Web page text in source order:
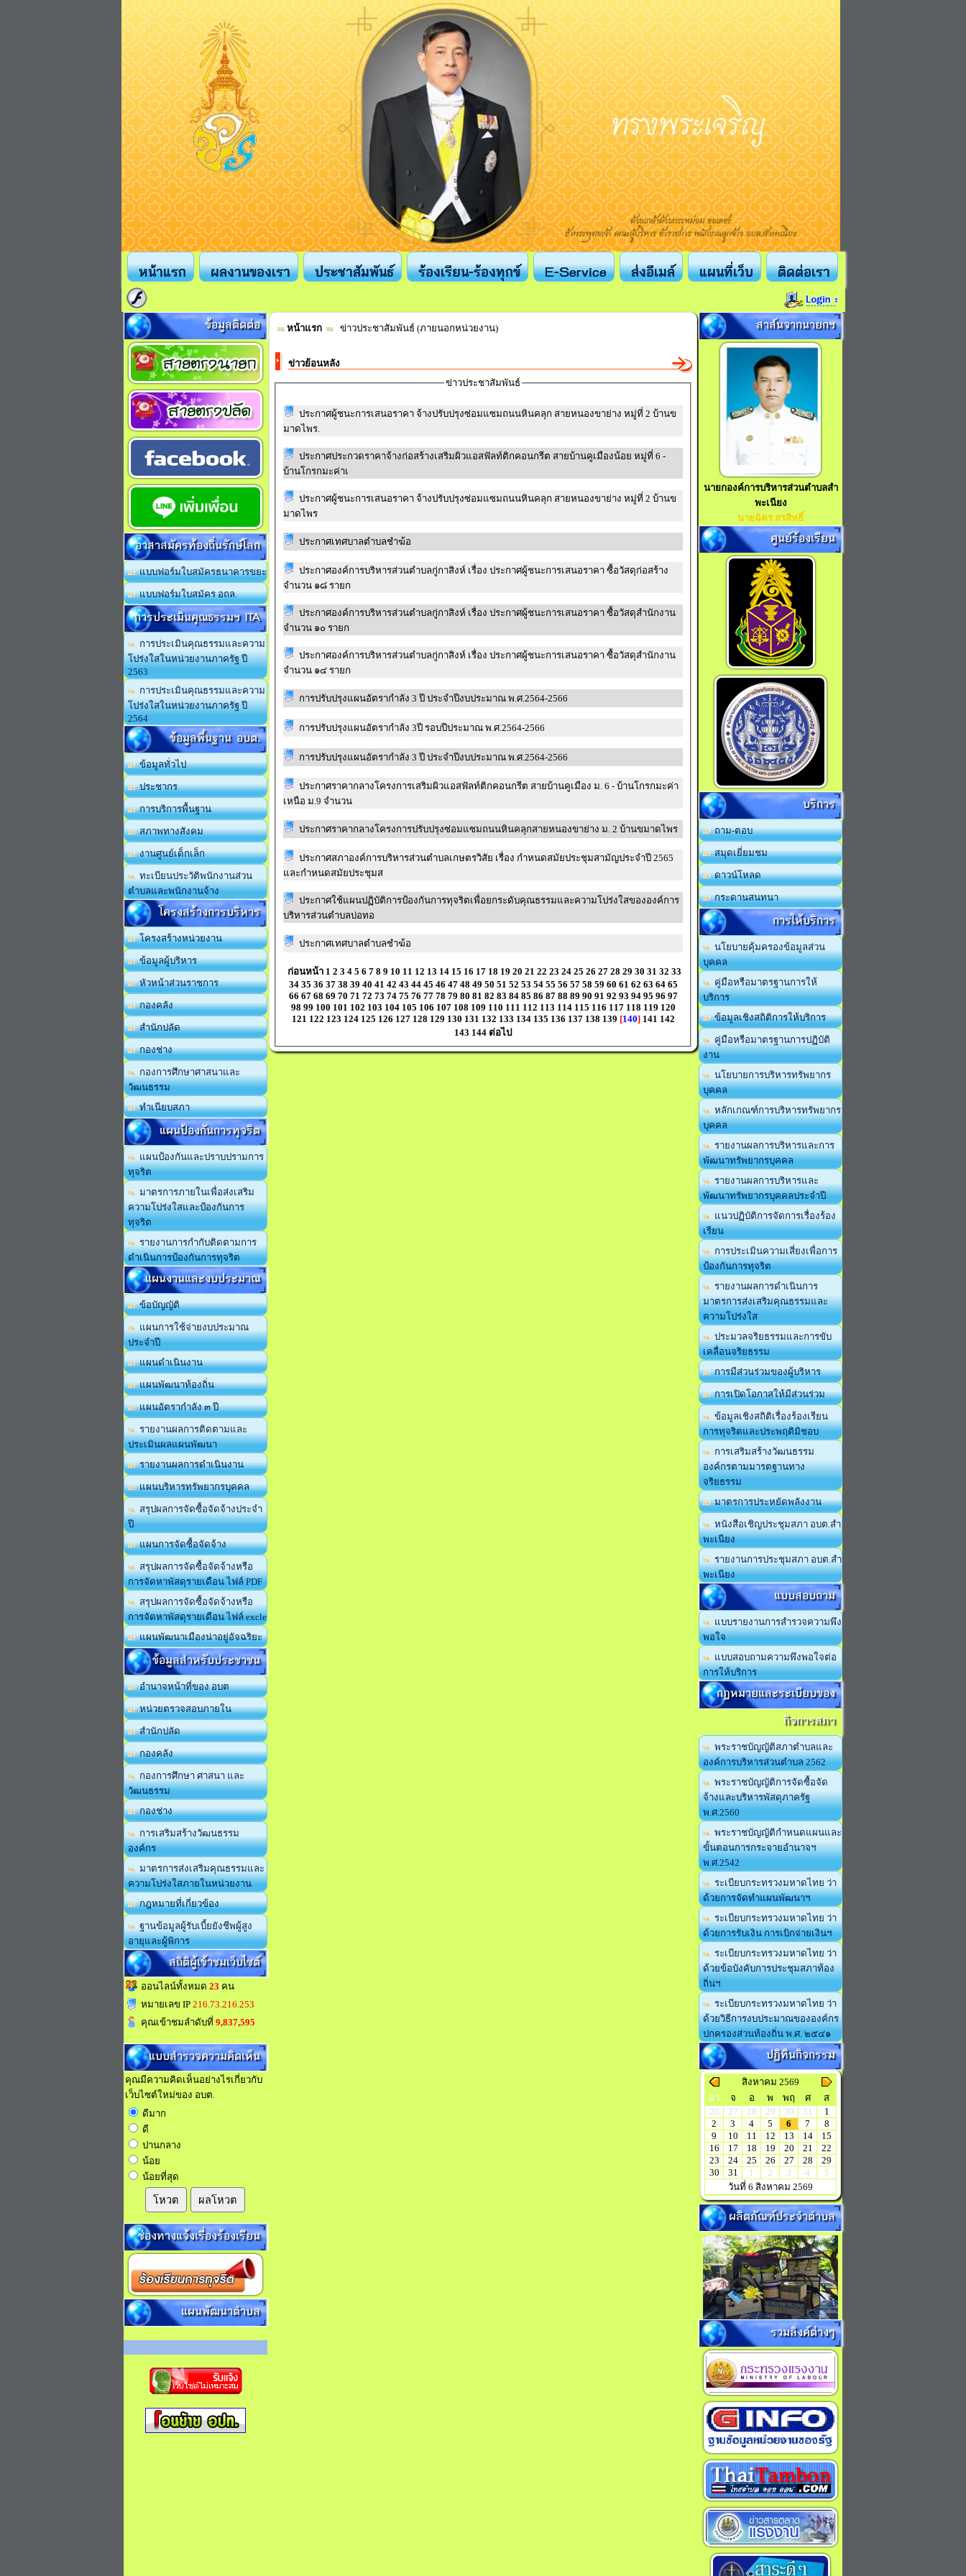
หน้าแรก ผลงานของเรา ประชาสัมพันธ์ ร้องเรียน-ร้องทุกข์ E-Service ส่งอีเมล์ แผนที่เว็บ ติดต่อเรา
ข้อมูลติดต่อ
อาสาสมัครท้องถิ่นรักษ์โลก
แบบฟอร์มใบสมัครธนาคารขยะ
แบบฟอร์มใบสมัคร อถล.
การประเมินคุณธรรมฯ ITA
การประเมินคุณธรรมและความ
โปร่งใสในหน่วยงานภาครัฐ ปี
2563
การประเมินคุณธรรมและความ
โปร่งใสในหน่วยงานภาครัฐ ปี
2564
ข้อมูลพื้นฐาน อบต.
ข้อมูลทั่วไป
ประชากร
การบริการพื้นฐาน
สภาพทางสังคม
งานศูนย์เด็กเล็ก
ทะเบียนประวัติพนักงานส่วน
ตำบลและพนักงานจ้าง
โครงสร้างการบริหาร
โครงสร้างหน่วยงาน
ข้อมูลผู้บริหาร
หัวหน้าส่วนราชการ
กองคลัง
สำนักปลัด
กองช่าง
กองการศึกษาศาสนาและ
วัฒนธรรม
ทำเนียบสภา
แผนป้องกันการทุจริต
แผนป้องกันและปราบปรามการ
ทุจริต
มาตรการภายในเพื่อส่งเสริม
ความโปร่งใสและป้องกันการ
ทุจริต
รายงานการกำกับติดตามการ
ดำเนินการป้องกันการทุจริต
แผนงานและงบประมาณ
ข้อบัญญัติ
แผนการใช้จ่ายงบประมาณ
ประจำปี
แผนดำเนินงาน
แผนพัฒนาท้องถิ่น
แผนอัตรากำลัง ๓ ปี
รายงานผลการติดตามและ
ประเมินผลแผนพัฒนา
รายงานผลการดำเนินงาน
แผนบริหารทรัพยากรบุคคล
สรุปผลการจัดซื้อจัดจ้างประจำ
ปี
แผนการจัดซื้อจัดจ้าง
สรุปผลการจัดซื้อจัดจ้างหรือ
การจัดหาพัสดุรายเดือน ไฟล์ PDF
สรุปผลการจัดซื้อจัดจ้างหรือ
การจัดหาพัสดุรายเดือน ไฟล์ excle
แผนพัฒนาเมืองน่าอยู่อัจฉริยะ
ข้อมูลสำหรับประชาชน
อำนาจหน้าที่ของ อบต
หน่วยตรวจสอบภายใน
สำนักปลัด
กองคลัง
กองการศึกษา ศาสนา และ
วัฒนธรรม
กองช่าง
การเสริมสร้างวัฒนธรรม
องค์กร
มาตรการส่งเสริมคุณธรรมและ
ความโปร่งใสภายในหน่วยงาน
กฎหมายที่เกี่ยวข้อง
ฐานข้อมูลผู้รับเบี้ยยังชีพผู้สูง
อายุและผู้พิการ
สถิติผู้เข้าชมเว็บไซต์
ออนไลน์ทั้งหมด 23 คน
หมายเลข IP 216.73.216.253
คุณเข้าชมลำดับที่ 9,837,595
แบบสำรวจความคิดเห็น
คุณมีความคิดเห็นอย่างไรเกี่ยวกับ
เว็บไซต์ใหม่ของ อบต.
ดีมาก
ดี
ปานกลาง
น้อย
น้อยที่สุด
โหวต ผลโหวต
ช่องทางแจ้งเรื่องร้องเรียน
แผนพัฒนาตำบล
หน้าแรก ข่าวประชาสัมพันธ์ (ภายนอกหน่วยงาน)
ข่าวย้อนหลัง
ข่าวประชาสัมพันธ์
ประกาศผู้ชนะการเสนอราคา จ้างปรับปรุงซ่อมแซมถนนหินคลุก สายหนองขาย่าง หมู่ที่ 2 บ้านข
มาดไพร.
ประกาศประกวดราคาจ้างก่อสร้างเสริมผิวแอสฟัลท์ติกคอนกรีต สายบ้านคูเมืองน้อย หมู่ที่ 6 -
บ้านโกรกมะค่าเ
ประกาศผู้ชนะการเสนอราคา จ้างปรับปรุงซ่อมแซมถนนหินคลุก สายหนองขาย่าง หมู่ที่ 2 บ้านข
มาดไพร
ประกาศเทศบาลตำบลชำฆ้อ
ประกาศองค์การบริหารส่วนตำบลกู่กาสิงห์ เรื่อง ประกาศผู้ชนะการเสนอราคา ซื้อวัสดุก่อสร้าง
จำนวน ๑๘ รายก
ประกาศองค์การบริหารส่วนตำบลกู่กาสิงห์ เรื่อง ประกาศผู้ชนะการเสนอราคา ซื้อวัสดุสำนักงาน
จำนวน ๑๐ รายก
ประกาศองค์การบริหารส่วนตำบลกู่กาสิงห์ เรื่อง ประกาศผู้ชนะการเสนอราคา ซื้อวัสดุสำนักงาน
จำนวน ๑๔ รายก
การปรับปรุงแผนอัตรากำลัง 3 ปี ประจำปีงบประมาณ พ.ศ.2564-2566
การปรับปรุงแผนอัตรากำลัง 3ปี รอบปีประมาณ พ.ศ.2564-2566
การปรับปรุงแผนอัตรากำลัง 3 ปี ประจำปีงบประมาณ พ.ศ.2564-2566
ประกาศราคากลางโครงการเสริมผิวแอสฟัลท์ติกคอนกรีต สายบ้านคูเมือง ม. 6 - บ้านโกรกมะค่า
เหนือ ม.9 จำนวน
ประกาศราคากลางโครงการปรับปรุงซ่อมแซมถนนหินคลุกสายหนองขาย่าง ม. 2 บ้านขมาดไพร
ประกาศสภาองค์การบริหารส่วนตำบลเกษตรวิสัย เรื่อง กำหนดสมัยประชุมสามัญประจำปี 2565
และกำหนดสมัยประชุมส
ประกาศใช้แผนปฏิบัติการป้องกันการทุจริตเพื่อยกระดับคุณธรรมและความโปร่งใสขององค์การ
บริหารส่วนตำบลบ่อทอ
ประกาศเทศบาลตำบลชำฆ้อ
ก่อนหน้า 1 2 3 4 5 6 7 8 9 10 11 12 13 14 15 16 17 18 19 20 21 22 23 24 25 26 27 28 29 30 31 32 33
34 35 36 37 38 39 40 41 42 43 44 45 46 47 48 49 50 51 52 53 54 55 56 57 58 59 60 61 62 63 64 65
66 67 68 69 70 71 72 73 74 75 76 77 78 79 80 81 82 83 84 85 86 87 88 89 90 91 92 93 94 95 96 97
98 99 100 101 102 103 104 105 106 107 108 109 110 111 112 113 114 115 116 117 118 119 120
121 122 123 124 125 126 127 128 129 130 131 132 133 134 135 136 137 138 139 [140] 141 142
143 144 ต่อไป
สาส์นจากนายกฯ
นายกองค์การบริหารส่วนตำบลสำ
พะเนียง
นายฉัตร สรสิทธิ์
ศูนย์ร้องเรียน
บริการ
ถาม-ตอบ
สมุดเยี่ยมชม
ดาวน์โหลด
กระดานสนทนา
การให้บริการ
นโยบายคุ้มครองข้อมูลส่วน
บุคคล
คู่มือหรือมาตรฐานการให้
บริการ
ข้อมูลเชิงสถิติการให้บริการ
คู่มือหรือมาตรฐานการปฏิบัติ
งาน
นโยบายการบริหารทรัพยากร
บุคคล
หลักเกณฑ์การบริหารทรัพยากร
บุคคล
รายงานผลการบริหารและการ
พัฒนาทรัพยากรบุคคล
รายงานผลการบริหารและ
พัฒนาทรัพยากรบุคคลประจำปี
แนวปฏิบัติการจัดการเรื่องร้อง
เรียน
การประเมินความเสี่ยงเพื่อการ
ป้องกันการทุจริต
รายงานผลการดำเนินการ
มาตรการส่งเสริมคุณธรรมและ
ความโปร่งใส
ประมวลจริยธรรมและการขับ
เคลื่อนจริยธรรม
การมีส่วนร่วมของผู้บริหาร
การเปิดโอกาสให้มีส่วนร่วม
ข้อมูลเชิงสถิติเรื่องร้องเรียน
การทุจริตและประพฤติมิชอบ
การเสริมสร้างวัฒนธรรม
องค์กรตามมารตฐานทาง
จริยธรรม
มาตรการประหยัดพลังงาน
หนังสือเชิญประชุมสภา อบต.สำ
พะเนียง
รายงานการประชุมสภา อบต.สำ
พะเนียง
แบบสอบถาม
แบบรายงานการสำรวจความพึง
พอใจ
แบบสอบถามความพึงพอใจต่อ
การให้บริการ
กฏหมายและระเบียบของ
กิจการสภา
พระราชบัญญัติสภาตำบลและ
องค์การบริหารส่วนตำบล 2562
พระราชบัญญัติการจัดซื้อจัด
จ้างและบริหารพัสดุภาครัฐ
พ.ศ.2560
พระราชบัญญัติกำหนดแผนและ
ขั้นตอนการกระจายอำนาจฯ
พ.ศ.2542
ระเบียบกระทรวงมหาดไทย ว่า
ด้วยการจัดทำแผนพัฒนาฯ
ระเบียบกระทรวงมหาดไทย ว่า
ด้วยการรับเงิน การเบิกจ่ายเงินฯ
ระเบียบกระทรวงมหาดไทย ว่า
ด้วยข้อบังคับการประชุมสภาท้อง
ถิ่นฯ
ระเบียบกระทรวงมหาดไทย ว่า
ด้วยวิธีการงบประมาณขององค์กร
ปกครองส่วนท้องถิ่น พ.ศ. ๒๕๔๑
ปฏิทินกิจกรรม
สิงหาคม 2569
อา
จ อ พ พฤ ศ
ส
26
27 28 29 30 31
1
2
3 4 5 6 7
8
9
10 11 12 13 14
15
16
17 18 19 20 21
22
23
24 25 26 27 28
29
30
31 1 2 3 4
5
วันที่ 6 สิงหาคม 2569
ผลิตภัณฑ์ประจำตำบล
รวมลิงค์ต่างๆ